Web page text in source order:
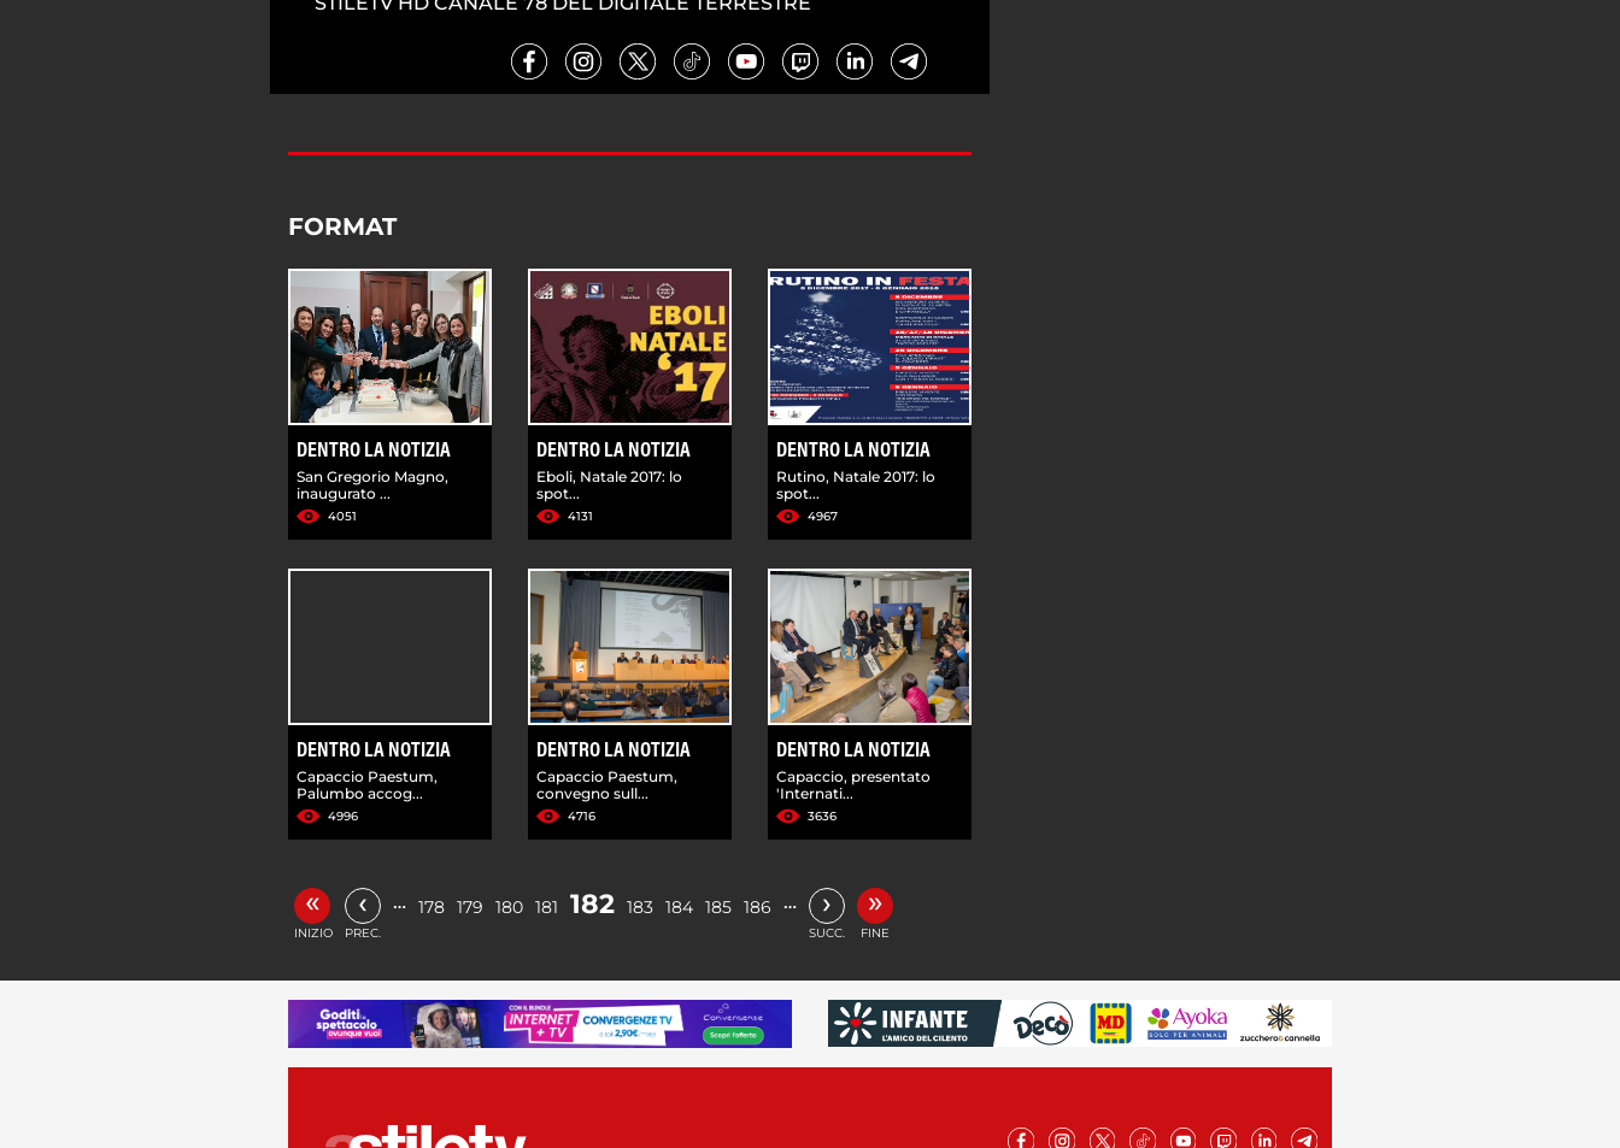
FORMAT
DENTRO LA NOTIZIA
San Gregorio Magno,
inaugurato ...
4051
DENTRO LA NOTIZIA
Eboli, Natale 2017: lo
spot...
4131
DENTRO LA NOTIZIA
Rutino, Natale 2017: lo
spot...
4967
DENTRO LA NOTIZIA
Capaccio Paestum,
Palumbo accog...
4996
DENTRO LA NOTIZIA
Capaccio Paestum,
convegno sull...
4716
DENTRO LA NOTIZIA
Capaccio, presentato
'Internati...
3636
«
INIZIO
‹
PREC.
… 178 179 180 181 182 183 184 185 186 … ›
SUCC.
»
FINE